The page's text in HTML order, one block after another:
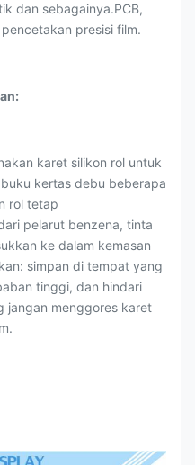
dan sebagainya.PCB,
presisi film.
karet silikon rol untuk
kertas debu beberapa
rol tetap
pelarut benzena, tinta
ke dalam kemasan
simpan di tempat yang
tinggi, dan hindari
jangan menggores karet